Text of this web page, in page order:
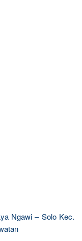
Ngawi – Solo Kec.